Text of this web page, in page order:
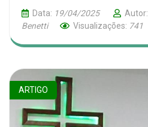
Data: 19/04/2025 Autor:
Benetti
Visualizações: 741
ARTIGO